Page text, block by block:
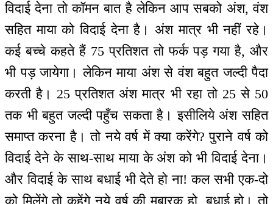
विदाई देना तो कॉमन बात है लेकिन आप सबको अंश, वंश
सहित माया को विदाई देना है। अंश मात्र भी नहीं रहे।
कई बच्चे कहते हैं 75 प्रतिशत तो फर्क पड़ गया है, और
भी पड़ जायेगा। लेकिन माया अंश से वंश बहुत जल्दी पैदा
करती है। 25 प्रतिशत अंश मात्र भी रहा तो 25 से 50
तक भी बहुत जल्दी पहुँच सकता है। इसीलिये अंश सहित
समाप्त करना है। तो नये वर्ष में क्या करेंगे? पुराने वर्ष को
विदाई देने के साथ-साथ माया के अंश को भी विदाई देना।
और विदाई के साथ बधाई भी देते हो ना! कल सभी एक-दो
को मिलेंगे तो कहेंगे नये वर्ष की मुबारक हो, बधाई हो। तो